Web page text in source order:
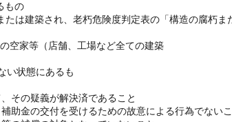
もの
され、老朽危険度判定表の「構造の腐朽また
（店舗、工場など全ての建築
状態にあるも
の疑義が解決済であること
金の交付を受けるための故意による行為でないこ